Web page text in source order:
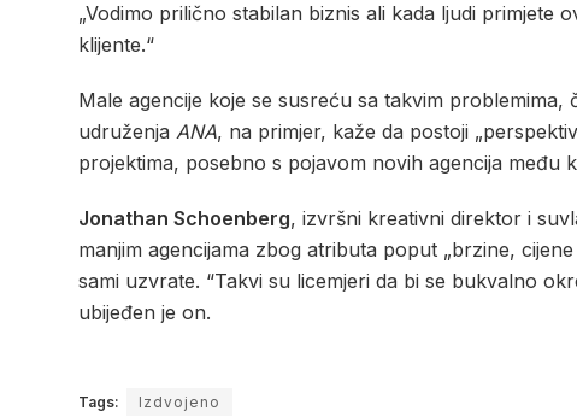
„Vodimo prilično stabilan biznis ali kada ljudi primjete
klijente.“
Male agencije koje se susreću sa takvim
udruženja ANA, na primjer, kaže da postoji
projektima, posebno s pojavom novih agencija među
Jonathan Schoenberg, izvršni kreativni direktor i
manjim agencijama zbog atributa poput „brzine,
sami uzvrate. “Takvi su licemjeri da bi se bukvalno
ubijeđen je on.
Tags: Izdvojeno